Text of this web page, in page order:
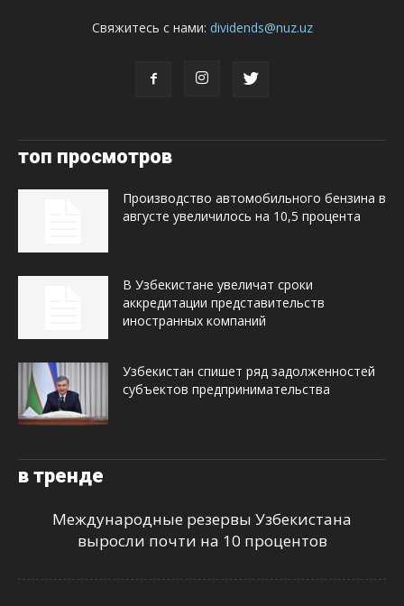
Свяжитесь с нами: dividends@nuz.uz
топ просмотров
Производство автомобильного бензина в
августе увеличилось на 10,5 процента
В Узбекистане увеличат сроки
аккредитации представительств
иностранных компаний
Узбекистан спишет ряд задолженностей
субъектов предпринимательства
в тренде
Международные резервы Узбекистана
выросли почти на 10 процентов